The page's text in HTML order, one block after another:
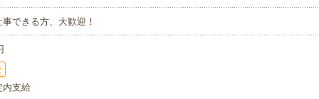
できる方、大歓迎！
内支給